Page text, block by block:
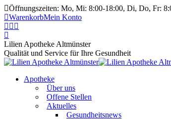
Öffnungszeiten: Mo, Mi: 8:00-18:00, Di, Do, Fr:
WarenkorbMein Konto
Lilien Apotheke Altmünster
Qualität und Service für Ihre Gesundheit
Apotheke
Über uns
Offene Stellen
Aktuelles
Gesundheitsnews